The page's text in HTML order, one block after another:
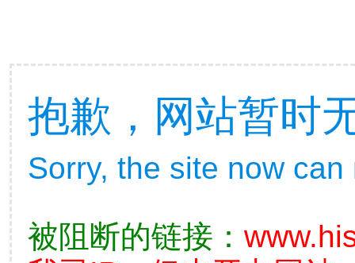
抱歉，网站暂时
Sorry, the site now
被阻断的链接：